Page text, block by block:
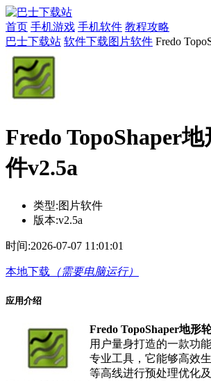
首页 手机游戏 手机软件 教程攻略
巴士下载站 软件下载图片软件 Fredo
Fredo TopoShaper
件v2.5a
类型:图片软件
版本:v2.5a
时间:2026-07-07 11:01:01
本地下载 （需要电脑运行）
应用介绍
Fredo TopoShaper地形
用户量身打造的一款功
专业工具，它能够高效
等高线进行预处理优化